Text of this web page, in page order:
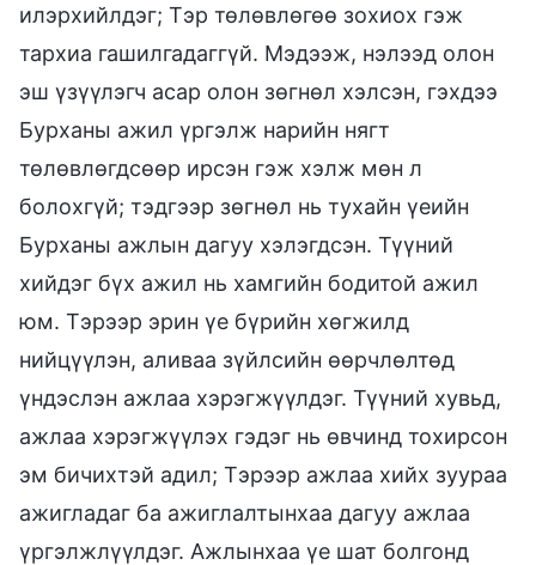
илэрхийлдэг; Тэр төлөвлөгөө зохиох гэж
тархиа гашилгадаггүй. Мэдээж, нэлээд олон
эш үзүүлэгч асар олон зөгнөл хэлсэн, гэхдээ
Бурханы ажил үргэлж нарийн нягт
төлөвлөгдсөөр ирсэн гэж хэлж мөн л
болохгүй; тэдгээр зөгнөл нь тухайн үеийн
Бурханы ажлын дагуу хэлэгдсэн. Түүний
хийдэг бүх ажил нь хамгийн бодитой ажил
юм. Тэрээр эрин үе бүрийн хөгжилд
нийцүүлэн, аливаа зүйлсийн өөрчлөлтөд
үндэслэн ажлаа хэрэгжүүлдэг. Түүний хувьд,
ажлаа хэрэгжүүлэх гэдэг нь өвчинд тохирсон
эм бичихтэй адил; Тэрээр ажлаа хийх зуураа
ажигладаг ба ажиглалтынхаа дагуу ажлаа
үргэлжлүүлдэг. Ажлынхаа үе шат болгонд